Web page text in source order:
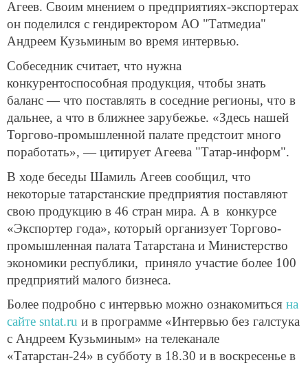
Агеев. Своим мнением о предприятиях-экспортерах
он поделился с гендиректором АО "Татмедиа"
Андреем Кузьминым во время интервью.
Собеседник считает, что нужна
конкурентоспособная продукция, чтобы знать
баланс — что поставлять в соседние регионы, что в
дальнее, а что в ближнее зарубежье. «Здесь нашей
Торгово-промышленной палате предстоит много
поработать», — цитирует Агеева "Татар-информ".
В ходе беседы Шамиль Агеев сообщил, что
некоторые татарстанские предприятия поставляют
свою продукцию в 46 стран мира. А в конкурсе
«Экспортер года», который организует Торгово-
промышленная палата Татарстана и Министерство
экономики республики, приняло участие более 100
предприятий малого бизнеса.
Более подробно с интервью можно ознакомиться на
сайте sntat.ru и в программе «Интервью без галстука
с Андреем Кузьминым» на телеканале
«Татарстан-24» в субботу в 18.30 и в воскресенье в